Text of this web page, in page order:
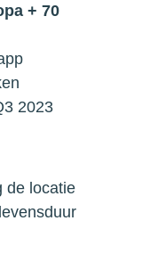
+ 70
2023
de locatie